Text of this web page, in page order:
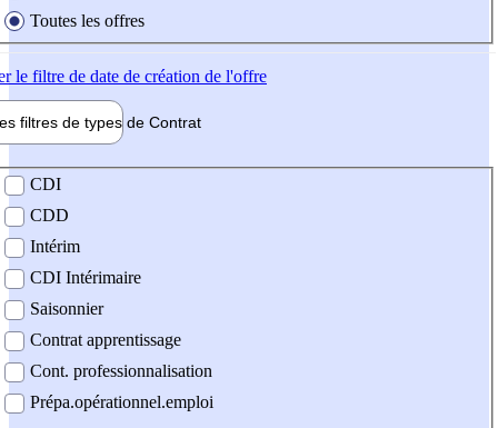
Toutes les offres
le filtre de date de création de l'offre
filtres de types de Contrat
contrat
CDI
CDD
Intérim
CDI Intérimaire
Saisonnier
Contrat apprentissage
Cont. professionnalisation
Prépa.opérationnel.emploi